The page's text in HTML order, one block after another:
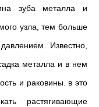
зуба металла и
узла, тем больше
Известно,
металла и в нем
и раковины. в это
растягивающие